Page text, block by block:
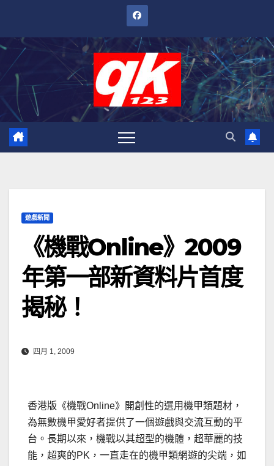
內
遊戲新聞
《機戰Online》2009
年第一部新資料片首度
揭秘！
四月 1, 2009
香港版《機戰Online》開創性的選用機甲類題材，
為無數機甲愛好者提供了一個遊戲與交流互動的平
台。長期以來，機戰以其超型的機體，超華麗的技
能，超爽的PK，一直走在的機甲類網遊的尖端，如